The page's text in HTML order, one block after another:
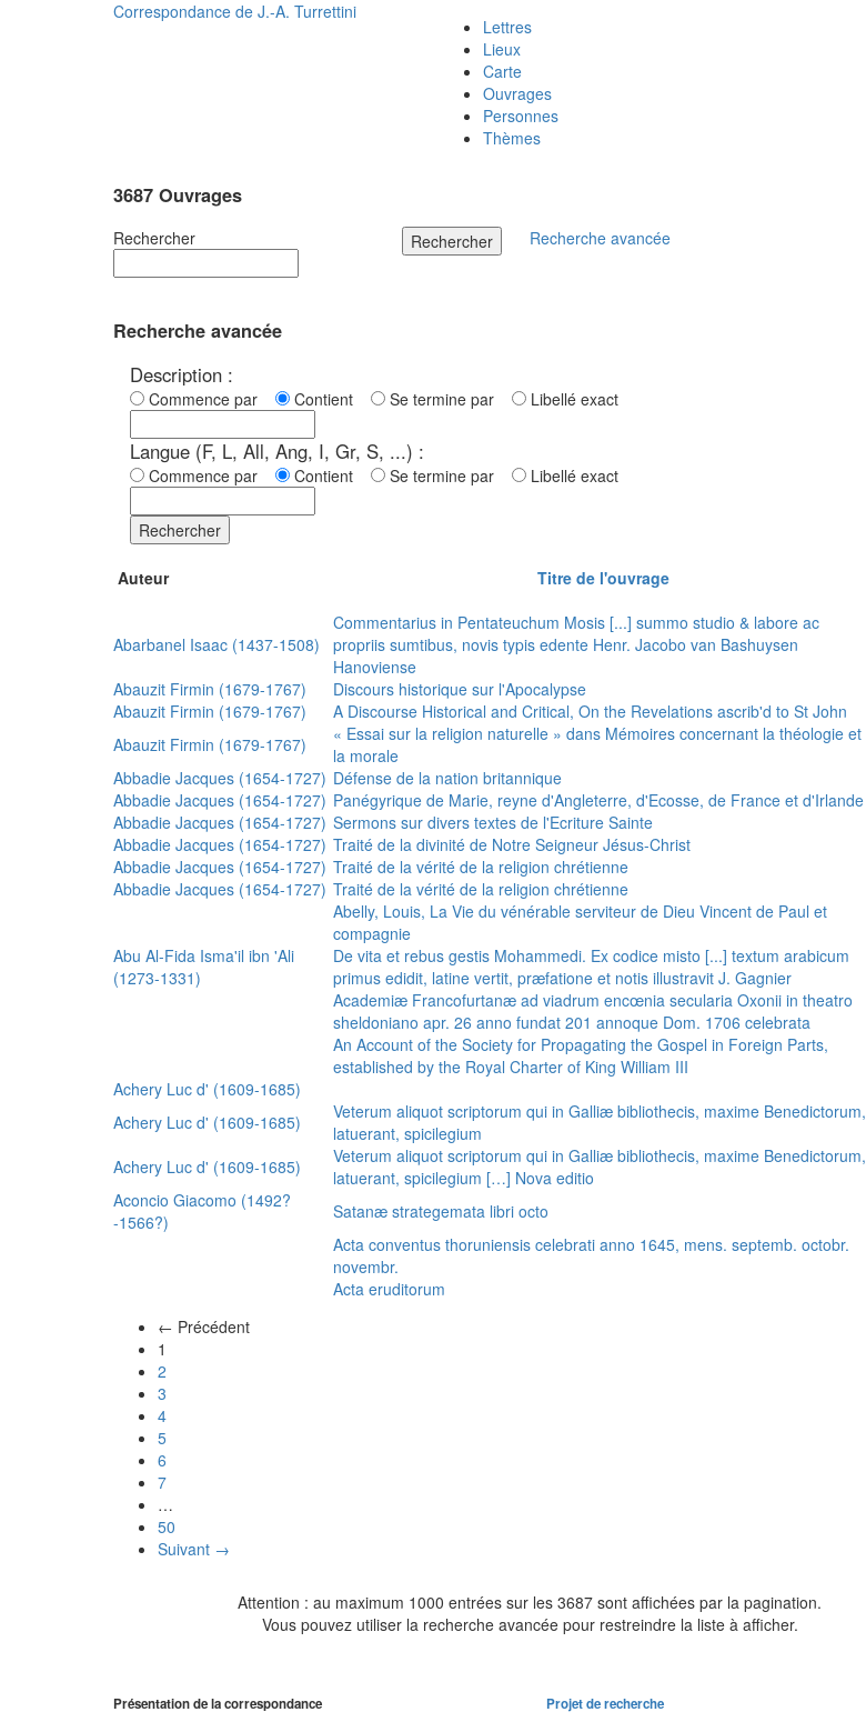
Correspondance de J.-A. Turrettini
Lettres
Lieux
Carte
Ouvrages
Personnes
Thèmes
3687 Ouvrages
Rechercher Rechercher Recherche avancée
Recherche avancée
Description :
Commence par Contient Se termine par Libellé exact
Langue (F, L, All, Ang, I, Gr, S, ...) :
Commence par Contient Se termine par Libellé exact
Rechercher
Auteur Titre de l'ouvrage
Abarbanel Isaac (1437-1508)
Commentarius in Pentateuchum Mosis [...] summo studio & labore ac
propriis sumtibus, novis typis edente Henr. Jacobo van Bashuysen
Hanoviense
Abauzit Firmin (1679-1767)
Discours historique sur l'Apocalypse
Abauzit Firmin (1679-1767)
A Discourse Historical and Critical, On the Revelations ascrib'd to St John
Abauzit Firmin (1679-1767)
« Essai sur la religion naturelle » dans Mémoires concernant la théologie et
la morale
Abbadie Jacques (1654-1727) Défense de la nation britannique
Abbadie Jacques (1654-1727) Panégyrique de Marie, reyne d'Angleterre, d'Ecosse, de France et d'Irlande
Abbadie Jacques (1654-1727) Sermons sur divers textes de l'Ecriture Sainte
Abbadie Jacques (1654-1727) Traité de la divinité de Notre Seigneur Jésus-Christ
Abbadie Jacques (1654-1727) Traité de la vérité de la religion chrétienne
Abbadie Jacques (1654-1727) Traité de la vérité de la religion chrétienne
Abelly, Louis, La Vie du vénérable serviteur de Dieu Vincent de Paul et
compagnie
Abu Al-Fida Isma'il ibn 'Ali
(1273-1331)
De vita et rebus gestis Mohammedi. Ex codice misto [...] textum arabicum
primus edidit, latine vertit, præfatione et notis illustravit J. Gagnier
Academiæ Francofurtanæ ad viadrum encœnia secularia Oxonii in theatro
sheldoniano apr. 26 anno fundat 201 annoque Dom. 1706 celebrata
An Account of the Society for Propagating the Gospel in Foreign Parts,
established by the Royal Charter of King William III
Achery Luc d' (1609-1685)
Achery Luc d' (1609-1685)
Veterum aliquot scriptorum qui in Galliæ bibliothecis, maxime Benedictorum,
latuerant, spicilegium
Achery Luc d' (1609-1685)
Veterum aliquot scriptorum qui in Galliæ bibliothecis, maxime Benedictorum,
latuerant, spicilegium […] Nova editio
Aconcio Giacomo (1492?
-1566?)
Satanæ strategemata libri octo
Acta conventus thoruniensis celebrati anno 1645, mens. septemb. octobr.
novembr.
Acta eruditorum
← Précédent
1
2
3
4
5
6
7
…
50
Suivant →
Attention : au maximum 1000 entrées sur les 3687 sont affichées par la pagination.
Vous pouvez utiliser la recherche avancée pour restreindre la liste à afficher.
Présentation de la correspondance Projet de recherche